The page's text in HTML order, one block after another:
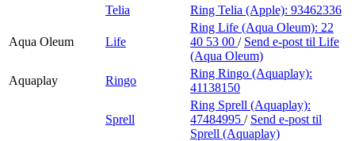
Telia
Ring Telia (Apple): 93462336
Aqua Oleum Life
Ring Life (Aqua Oleum): 22
40 53 00 / Send e-post til Life
(Aqua Oleum)
Aquaplay
Ringo
Ring Ringo (Aquaplay):
41138150
Sprell
Ring Sprell (Aquaplay):
47484995 / Send e-post til
Sprell (Aquaplay)